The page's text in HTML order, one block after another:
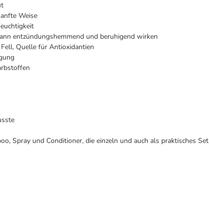
Weise
entzündungshemmend und beruhigend wirken
Quelle für Antioxidantien
Spray und Conditioner, die einzeln und auch als praktisches Set